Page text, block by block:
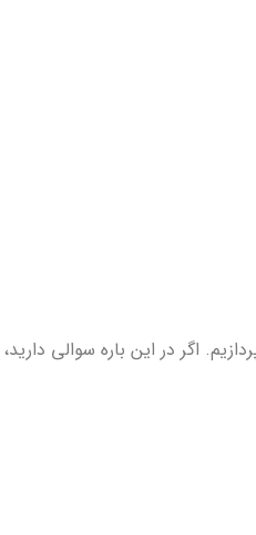
اگر در این باره سوالی دارید،